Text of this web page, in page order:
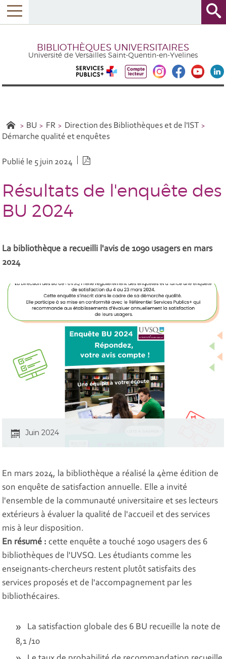
BIBLIOTHÈQUES UNIVERSITAIRES
Université de Versailles Saint-Quentin-en-Yvelines
BU FR
Direction des Bibliothèques et de l'IST
Démarche qualité et enquêtes
Publié le 5 juin 2024
Résultats de l'enquête des
BU 2024
La bibliothèque a recueilli l'avis de 1090 usagers en mars
2024
Juin 2024
En mars 2024, la bibliothèque a réalisé la 4ème édition de
son enquête de satisfaction annuelle. Elle a invité
l'ensemble de la communauté universitaire et ses lecteurs
extérieurs à évaluer la qualité de l'accueil et des services
mis à leur disposition.
En résumé : cette enquête a touché 1090 usagers des 6
bibliothèques de l'UVSQ. Les étudiants comme les
enseignants-chercheurs restent plutôt satisfaits des
services proposés et de l'accompagnement par les
bibliothécaires.
La satisfaction globale des 6 BU recueille la note de
8,1 /10